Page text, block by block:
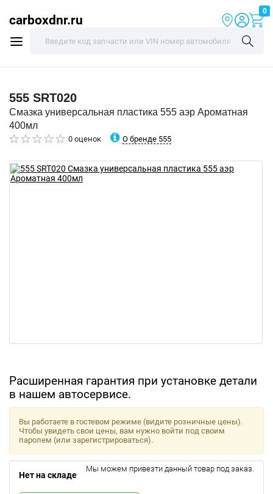
carboxdnr.ru
0
555 SRT020
Смазка универсальная пластика 555 аэр Ароматная
400мл
0 оценок О бренде 555
Расширенная гарантия при установке детали
в нашем автосервисе.
Вы работаете в гостевом режиме (видите розничные цены).
Чтобы увидеть свои цены, вам нужно войти под своим
паролем (или зарегистрироваться).
Нет на складе
Мы можем привезти данный товар под заказ.